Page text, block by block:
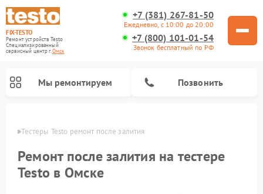
FIX-TESTO
Ремонт устройств Testo
Специализированный
cервисный центр г.Омск
+7 (381) 267-81-50
Ежедневно, с 10:00 до 20:00
+7 (800) 101-01-54
Звонок бесплатный по РФ
Мы ремонтируем Позвонить
Тестеры Testo ремонт после залития
Ремонт после залития на тестере
Testo в Омске